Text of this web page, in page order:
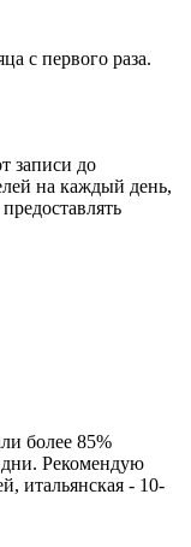
с первого раза.
записи до
на каждый день,
более 85%
дни. Рекомендую
итальянская - 10-